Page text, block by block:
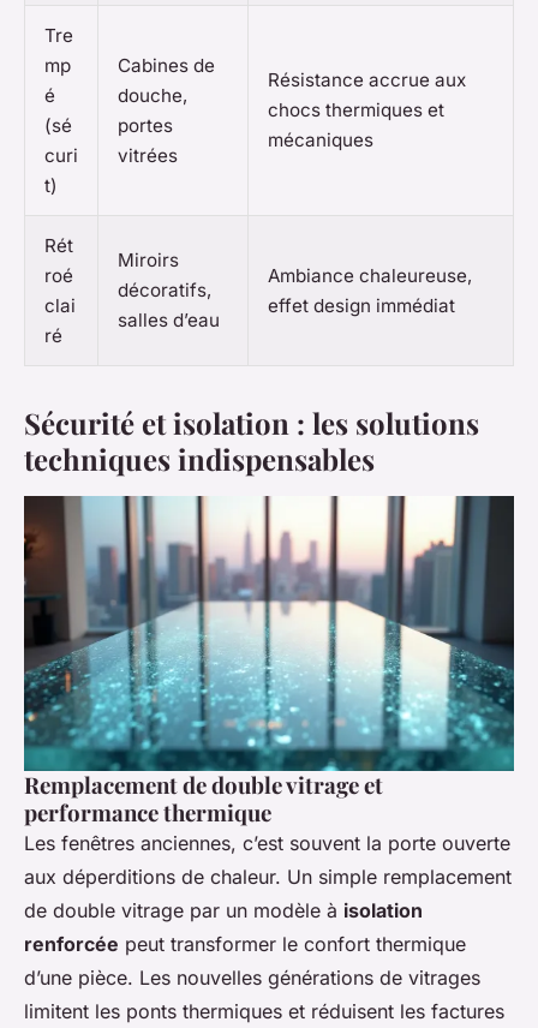
Tre
mp
é
(sé
curi
t)
Cabines de
douche,
portes
vitrées
Résistance accrue aux
chocs thermiques et
mécaniques
Rét
roé
clai
ré
Miroirs
décoratifs,
salles d’eau
Ambiance chaleureuse,
effet design immédiat
Sécurité et isolation : les solutions
techniques indispensables
Remplacement de double vitrage et
performance thermique
Les fenêtres anciennes, c’est souvent la porte ouverte
aux déperditions de chaleur. Un simple remplacement
de double vitrage par un modèle à isolation
renforcée peut transformer le confort thermique
d’une pièce. Les nouvelles générations de vitrages
limitent les ponts thermiques et réduisent les factures